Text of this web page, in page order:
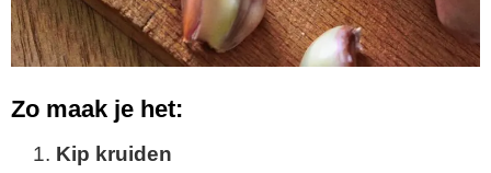
Zo maak je het:
Kip kruiden